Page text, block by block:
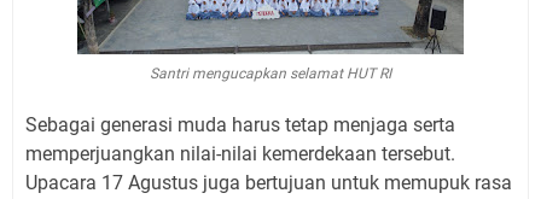
Santri mengucapkan selamat HUT RI
Sebagai generasi muda harus tetap menjaga serta
memperjuangkan nilai-nilai kemerdekaan tersebut.
Upacara 17 Agustus juga bertujuan untuk memupuk rasa